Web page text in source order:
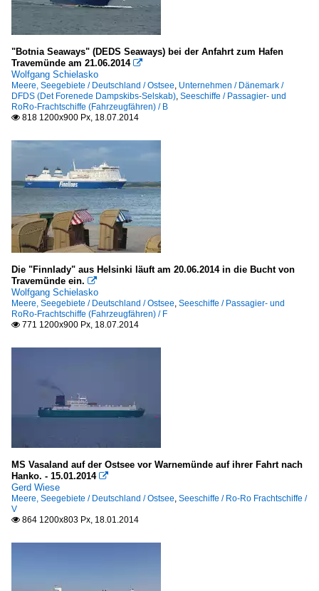
"Botnia Seaways" (DEDS Seaways) bei der Anfahrt zum Hafen
Travemünde am 21.06.2014 
Wolfgang Schielasko
Meere, Seegebiete / Deutschland / Ostsee, Unternehmen / Dänemark /
DFDS (Det Forenede Dampskibs-Selskab), Seeschiffe / Passagier- und
RoRo-Frachtschiffe (Fahrzeugfähren) / B
 818 1200x900 Px, 18.07.2014
Die "Finnlady" aus Helsinki läuft am 20.06.2014 in die Bucht von
Travemünde ein. 
Wolfgang Schielasko
Meere, Seegebiete / Deutschland / Ostsee, Seeschiffe / Passagier- und
RoRo-Frachtschiffe (Fahrzeugfähren) / F
 771 1200x900 Px, 18.07.2014
MS Vasaland auf der Ostsee vor Warnemünde auf ihrer Fahrt nach
Hanko. - 15.01.2014 
Gerd Wiese
Meere, Seegebiete / Deutschland / Ostsee, Seeschiffe / Ro-Ro Frachtschiffe /
V
 864 1200x803 Px, 18.01.2014